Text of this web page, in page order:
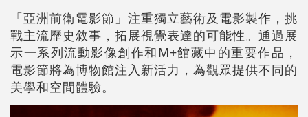
「亞洲前衛電影節」注重獨立藝術及電影製作，挑
戰主流歷史敘事，拓展視覺表達的可能性。通過展
示一系列流動影像創作和M+館藏中的重要作品，
電影節將為博物館注入新活力，為觀眾提供不同的
美學和空間體驗。